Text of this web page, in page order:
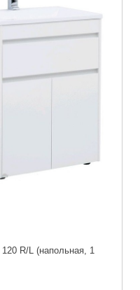
R/L (напольная, 1